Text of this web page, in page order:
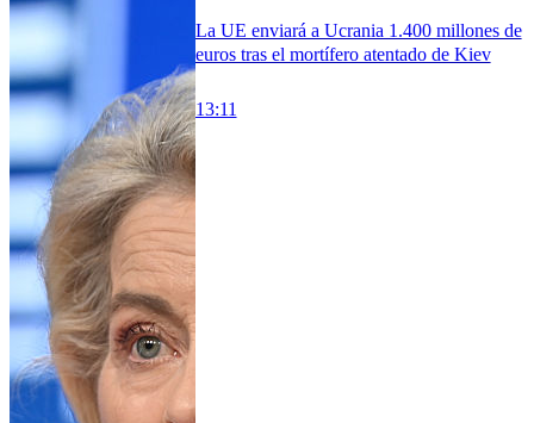
La UE enviará a Ucrania 1.400 millones de
euros tras el mortífero atentado de Kiev
13:11